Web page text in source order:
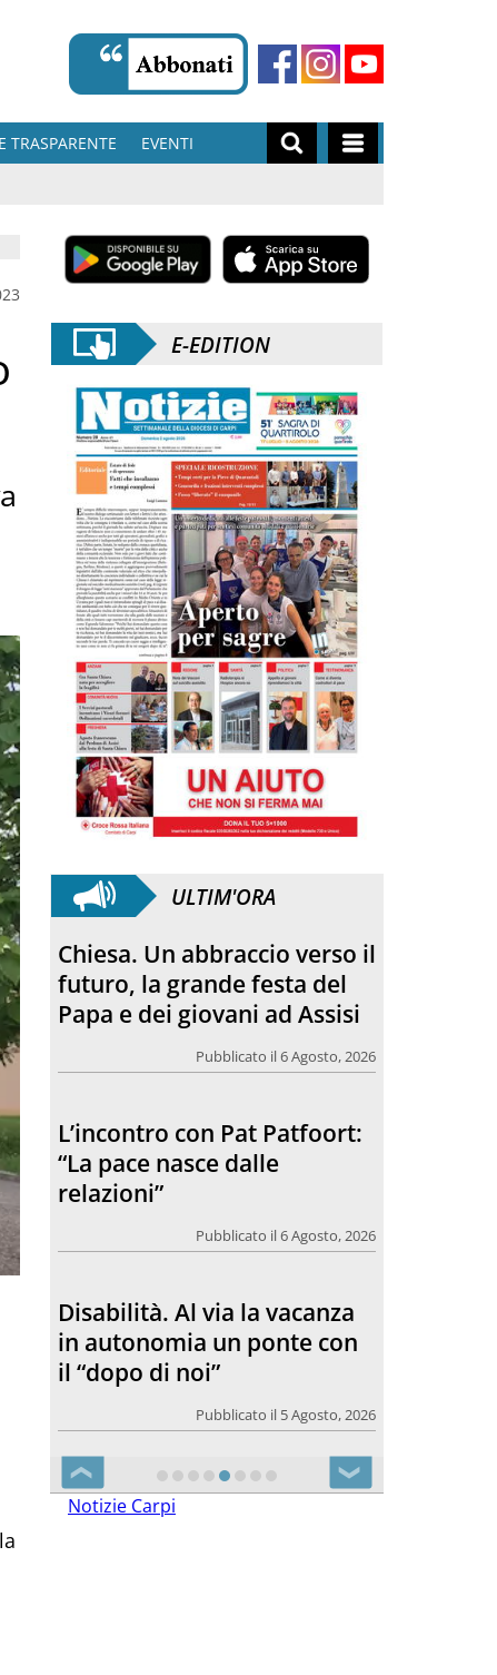
EVENTI
E-EDITION
ULTIM'ORA
L’incontro con Pat Patfoort:
“La pace nasce dalle
relazioni”
Pubblicato il 6 Agosto, 2026
Disabilità. Al via la vacanza
in autonomia un ponte con
il “dopo di noi”
Pubblicato il 5 Agosto, 2026
Popolare. Con il bilancio di
Sostenibilità 2025 meno
carta, meno emissioni, più
valore per il territorio
Pubblicato il 5 Agosto, 2026
❮